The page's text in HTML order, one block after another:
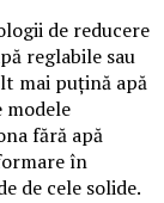
de reducere
reglabile sau
mai puțină apă
modele
fără apă
în
de cele solide.